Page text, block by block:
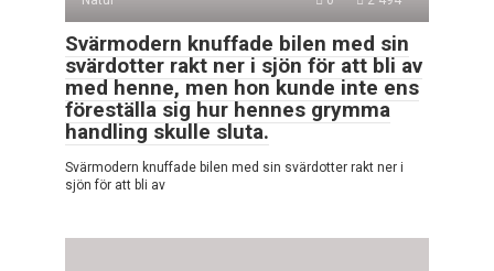
Svärmodern knuffade bilen med sin
svärdotter rakt ner i sjön för att bli av
med henne, men hon kunde inte ens
föreställa sig hur hennes grymma
handling skulle sluta.
Svärmodern knuffade bilen med sin svärdotter rakt ner i
sjön för att bli av